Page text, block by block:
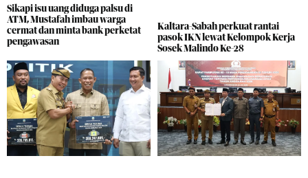
Sikapi isu uang diduga palsu di
ATM, Mustafah imbau warga
cermat dan minta bank perketat
pengawasan
Kaltara-Sabah perkuat rantai
pasok IKN lewat Kelompok Kerja
Sosek Malindo Ke-28